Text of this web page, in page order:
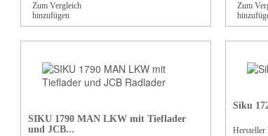
Zum Vergleich
hinzufügen
Zum
SIKU 1790 MAN LKW mit Tieflader
und JCB...
Siku
Hersteller